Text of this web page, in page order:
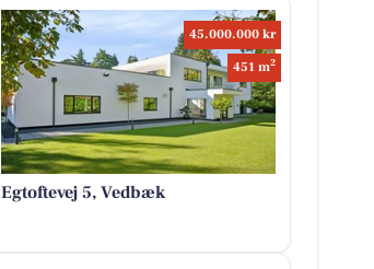
45.000.000 kr
451 m2
Egtoftevej 5, Vedbæk